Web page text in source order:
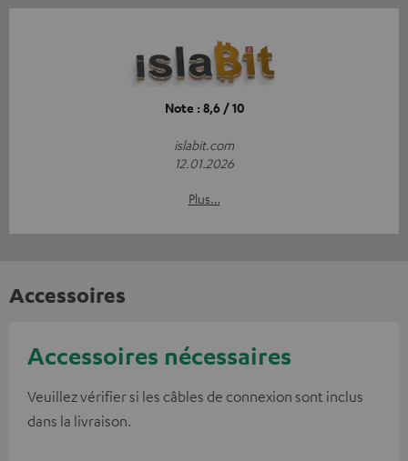
Note : 8,6 / 10
islabit.com
12.01.2026
Plus…
Accessoires
Accessoires nécessaires
Veuillez vérifier si les câbles de connexion sont inclus
dans la livraison.